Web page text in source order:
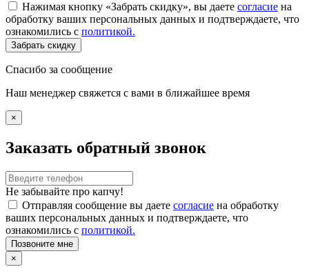
Нажимая кнопку «Забрать скидку», вы даете согласие на
обработку ваших персональных данных и подтверждаете, что
ознакомились с политикой.
Забрать скидку
Спасибо за сообщение
Наш менеджер свяжется с вами в ближайшее время
×
Заказать обратный звонок
Не забывайте про капчу!
Отправляя сообщение вы даете согласие на обработку
ваших персональных данных и подтверждаете, что
ознакомились с политикой.
Позвоните мне
×